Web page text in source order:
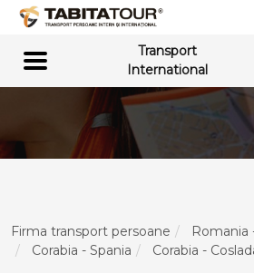
Transport
International
Firma transport persoane
Romania
Corabia - Spania
Corabia -